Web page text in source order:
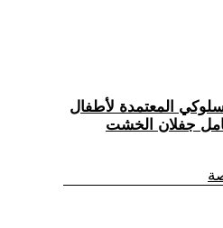
المعتمدة لأطفال
جفلان الخشت